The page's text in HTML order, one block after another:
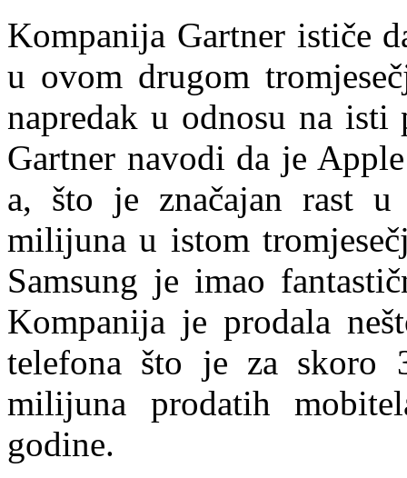
Kompanija Gartner ističe
u ovom drugom
napredak u odnosu na
Gartner navodi da je
a, što je značajan rast
milijuna u istom
Samsung je imao
Kompanija je prodala
telefona što je za skoro
milijuna prodatih
godine.